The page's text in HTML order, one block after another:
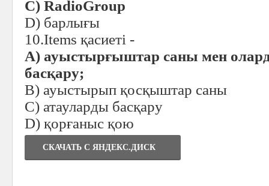
C) RadioGroup
D) барлығы
10.Іtems қасиеті -
A) ауыстырғыштар саны мен
басқару;
B) ауыстырып қосқыштар саны
C) атауларды басқару
D) қорғаныс қою
СКАЧАТЬ C ЯНДЕКС.ДИСК